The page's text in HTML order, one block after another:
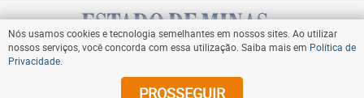
Assine
Nós usamos cookies e tecnologia semelhantes em nossos sites. Ao utilizar
nossos serviços, você concorda com essa utilização. Saiba mais em Política de
Privacidade
PROSSEGUIR